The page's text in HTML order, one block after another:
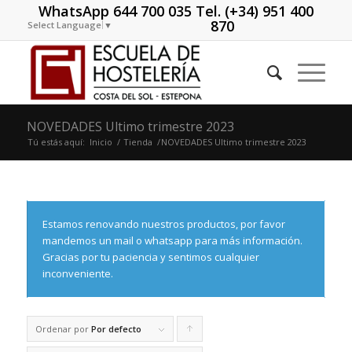
WhatsApp 644 700 035 Tel. (+34) 951 400
870
Select Language ▼
NOVEDADES Ultimo trimestre 2023
Tú estás aquí: Inicio / Tienda /NOVEDADES Ultimo trimestre 2023
Estamos renovando nuestros productos, por favor
mandemos un mail o whatsapp para más información.
Gracias por tu paciencia y sentimos cualquier
inconveniente.
Ordenar por Por defecto